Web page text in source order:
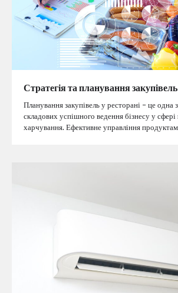
Стратегія та планування закупівель
Планування закупівель у ресторані – це одна
складових успішного ведення бізнесу у сфері
харчування. Ефективне управління